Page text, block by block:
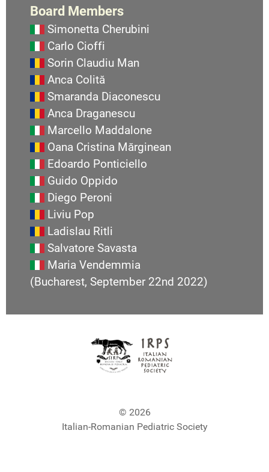
Board Members
Simonetta Cherubini
Carlo Cioffi
Sorin Claudiu Man
Anca Colită
Smaranda Diaconescu
Anca Draganescu
Marcello Maddalone
Oana Cristina Mărginean
Edoardo Ponticiello
Guido Oppido
Diego Peroni
Liviu Pop
Ladislau Ritli
Salvatore Savasta
Maria Vendemmia
(Bucharest, September 22nd 2022)
© 2026
Italian-Romanian Pediatric Society